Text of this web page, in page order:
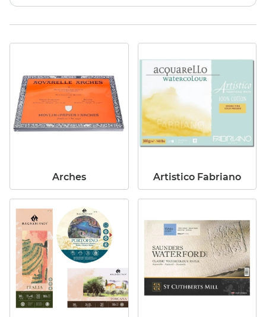
295,00 € (15%)
250,75 €
LEFRANC&BOURGEOIS
1000ml
16,60 € (20%)
13,29 €
SET PIÑATA 9
EXCITER 15ml.
49,55 € (15%)
42,12 €
Arches Artistico Fabriano